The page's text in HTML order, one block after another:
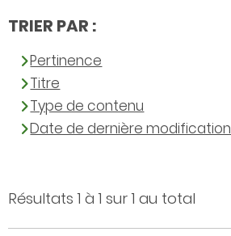
Résultats 1 à 1 sur 1 au total
TRIER PAR :
Pertinence
Titre
Type de contenu
Date de dernière modification